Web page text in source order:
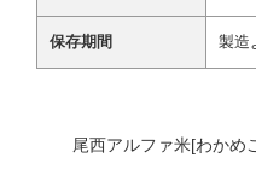
保存期間 製造
尾西アルファ米[わかめ